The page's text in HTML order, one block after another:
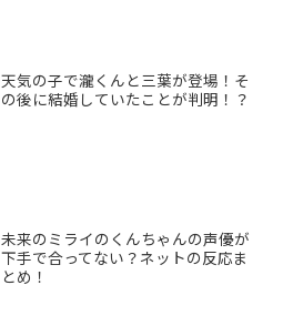
天気の子で瀧くんと三葉が登場！そ
の後に結婚していたことが判明！？
未来のミライのくんちゃんの声優が
下手で合ってない？ネットの反応ま
とめ！